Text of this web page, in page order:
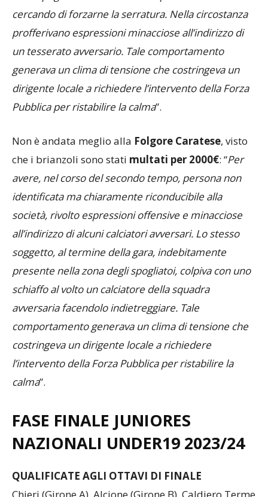
un cancello lasciato aperto e percuotevano la porta
dello spogliatoio riservato alla squadra avversaria
cercando di forzarne la serratura. Nella circostanza
profferivano espressioni minacciose all’indirizzo di
un tesserato avversario. Tale comportamento
generava un clima di tensione che costringeva un
Pubblica per ristabilire la calma”.
Non è andata meglio allaFolgore Caratese, visto
che i brianzoli sono statimultati per 2000€: “
avere, nel corso del secondo tempo, persona non
identificata ma chiaramente riconducibile alla
società, rivolto espressioni offensive e minacciose
all’indirizzo di alcuni calciatori avversari. Lo stesso
soggetto, al termine della gara, indebitamente
presente nella zona degli spogliatoi, colpiva con uno
schiaffo al volto un calciatore della squadra
avversaria facendolo indietreggiare. Tale
comportamento generava un clima di tensione che
costringeva un dirigente locale a richiedere
calma”.
FASE FINALE JUNIORES
NAZIONALI UNDER19 2023/24